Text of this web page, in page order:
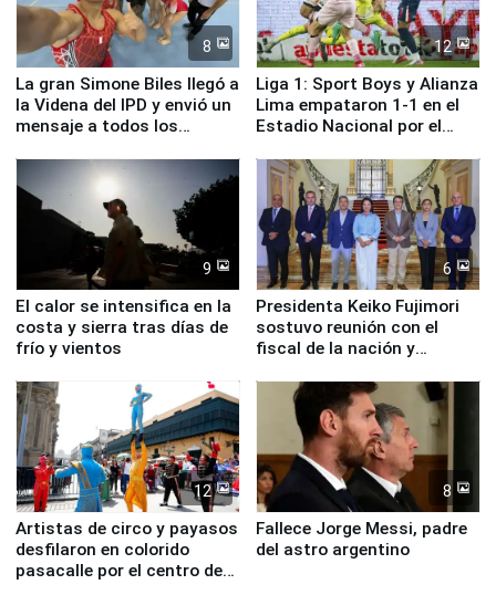
8
La gran Simone Biles llegó a
la Videna del IPD y envió un
mensaje a todos los
12
Liga 1: Sport Boys y Alianza
Lima empataron 1-1 en el
Estadio Nacional por el
9
El calor se intensifica en la
costa y sierra tras días de
frío y vientos
6
Presidenta Keiko Fujimori
sostuvo reunión con el
fiscal de la nación y
12
Artistas de circo y payasos
desfilaron en colorido
pasacalle por el centro de
8
Fallece Jorge Messi, padre
del astro argentino